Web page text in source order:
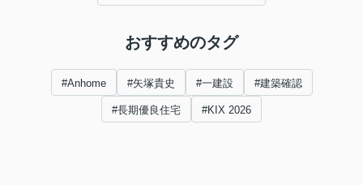
おすすめのタグ
#Anhome #矢塚貴史 #一建設 #建築確認
#長期優良住宅 #KIX 2026